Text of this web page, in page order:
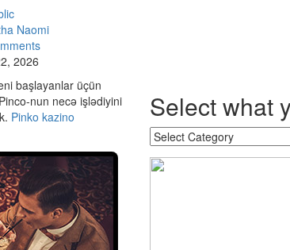
Naomi
2026
başlayanlar üçün
nun necə işlədiyini
Pinko kazino Select what
Select
what
you